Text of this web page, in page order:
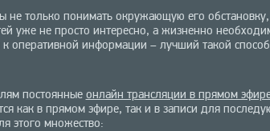
только понимать окружающую его
уже не просто интересно, а жизненно
к оперативной информации – лучший такой
постоянные онлайн трансляции в прямом
как в прямом эфире, так и в записи для
этого множество: